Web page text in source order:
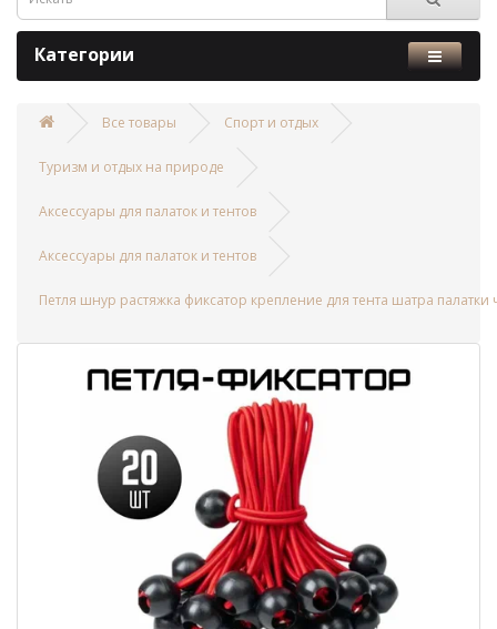
Категории
Все товары Спорт и отдых
Туризм и отдых на природе
Аксессуары для палаток и тентов
Аксессуары для палаток и тентов
Петля шнур растяжка фиксатор крепление для тента шатра палатки